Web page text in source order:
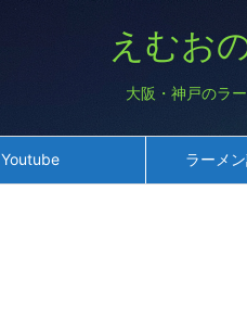
えむお
大阪・神戸のラ
Youtube ラーメ